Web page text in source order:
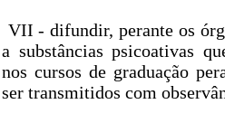
VII - difundir, perante os
a substâncias psicoativas
nos cursos de graduação
ser transmitidos com